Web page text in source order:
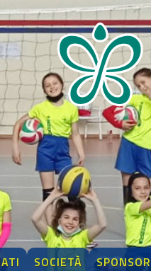
SOCIETÀ SPONSOR